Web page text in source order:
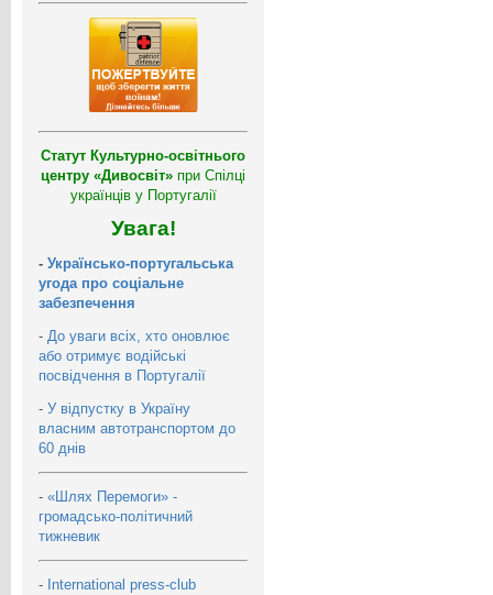
Статут Культурно-освітнього
центру «Дивосвіт» при Спілці
українців у Португалії
Увага!
- Українсько-португальська
угода про соціальне
забезпечення
- До уваги всіх, хто оновлює
або отримує водійські
посвідчення в Португалії
- У відпустку в Україну
власним автотранспортом до
60 днів
- «Шлях Перемоги» -
громадсько-політичний
тижневик
- International press-club